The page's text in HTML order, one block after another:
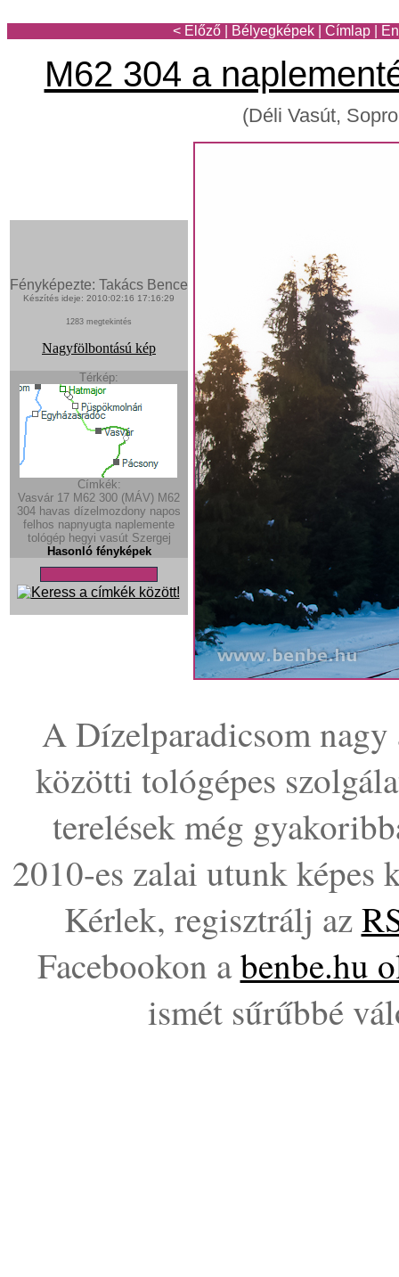
< Előző Bélyegképek Címlap
M62 304 a
(Déli Vasút,
Fényképezte: Takács Bence
Készítés ideje: 2010:02:16 17:16:29
1283 megtekintés
Nagyfölbontású kép
Térkép:
Címkék:
Vasvár 17 M62 300 (MÁV) M62
304 havas dízelmozdony napos
felhos napnyugta naplemente
tológép hegyi vasút Szergej
Hasonló fényképek
A Dízelparadicsom nagy
közötti tológépes
terelések még
2010-es zalai utunk
Kérlek, regisztrálj az
Facebookon abenbe.hu
ismét sűrűbbé